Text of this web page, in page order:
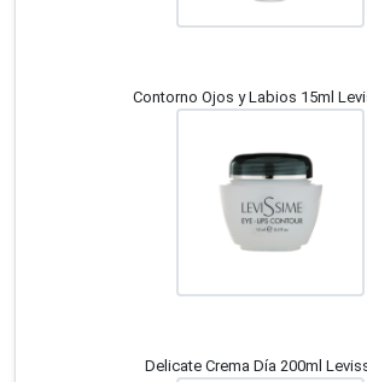
Contorno Ojos y Labios 15ml
Delicate Crema Día 200ml